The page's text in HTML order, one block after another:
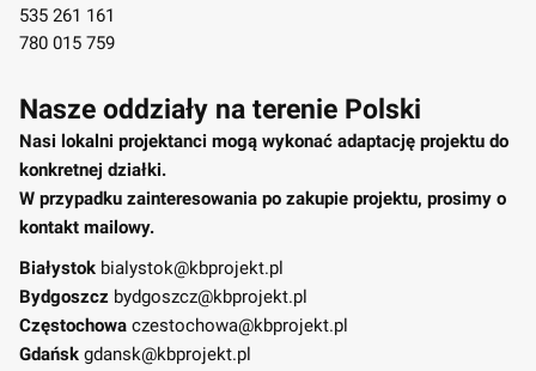
535 261 161
780 015 759
Nasze oddziały na terenie Polski
Nasi lokalni projektanci mogą wykonać adaptację projektu do
konkretnej działki.
W przypadku zainteresowania po zakupie projektu, prosimy o
kontakt mailowy.
Białystok bialystok@kbprojekt.pl
Bydgoszcz bydgoszcz@kbprojekt.pl
Częstochowa czestochowa@kbprojekt.pl
Gdańsk gdansk@kbprojekt.pl